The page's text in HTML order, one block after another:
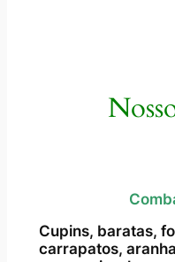
Cupins, baratas,
carrapatos,